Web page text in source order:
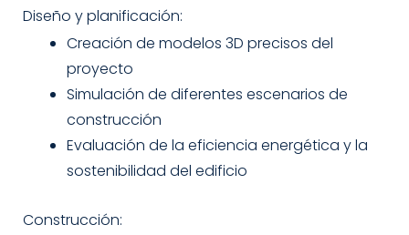
Diseño y planificación:
Creación de modelos 3D precisos del
proyecto
Simulación de diferentes escenarios de
construcción
Evaluación de la eficiencia energética y la
sostenibilidad del edificio
Construcción: